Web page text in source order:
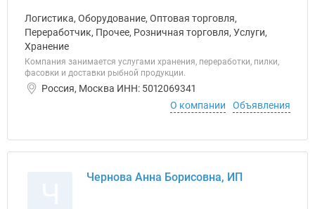
Логистика, Оборудование, Оптовая торговля,
Переработчик, Прочее, Розничная торговля, Услуги,
Хранение
Компания занимается услугами хранения, переработки, пилки,
фасовки и доставки рыбной продукции.
Россия, Москва ИНН: 5012069341
О компании
Объявления
Чернова Анна Борисовна, ИП